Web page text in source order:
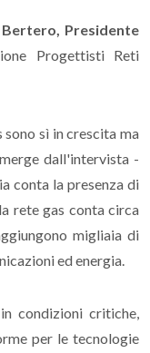
Presidente
Progettisti Reti
sì in crescita ma
dall'intervista -
conta la presenza di
rete gas conta circa
migliaia di
ed energia.
condizioni critiche,
per le tecnologie